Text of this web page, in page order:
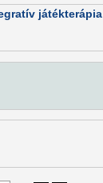
játékterápia